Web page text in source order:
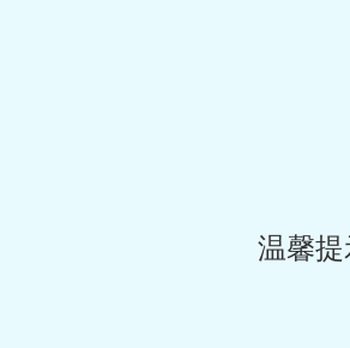
温馨提